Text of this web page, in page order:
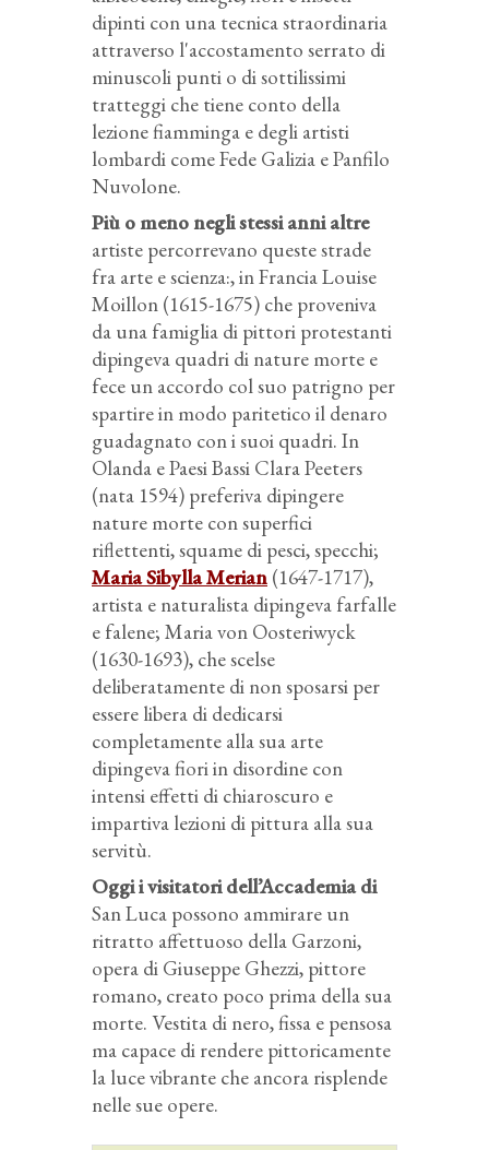
dipinti con una tecnica straordinaria
attraverso l'accostamento serrato di
minuscoli punti o di sottilissimi
tratteggi che tiene conto della
lezione fiamminga e degli artisti
lombardi come Fede Galizia e Panfilo
Nuvolone.
Più o meno negli stessi anni altre
artiste percorrevano queste strade
fra arte e scienza:, in Francia Louise
Moillon (1615-1675) che proveniva
da una famiglia di pittori protestanti
dipingeva quadri di nature morte e
fece un accordo col suo patrigno per
spartire in modo paritetico il denaro
guadagnato con i suoi quadri. In
Olanda e Paesi Bassi Clara Peeters
(nata 1594) preferiva dipingere
nature morte con superfici
riflettenti, squame di pesci, specchi;
Maria Sibylla Merian (1647-1717),
artista e naturalista dipingeva farfalle
e falene; Maria von Oosteriwyck
(1630-1693), che scelse
deliberatamente di non sposarsi per
essere libera di dedicarsi
completamente alla sua arte
dipingeva fiori in disordine con
intensi effetti di chiaroscuro e
impartiva lezioni di pittura alla sua
servitù.
Oggi i visitatori dell’Accademia di
San Luca possono ammirare un
ritratto affettuoso della Garzoni,
opera di Giuseppe Ghezzi, pittore
romano, creato poco prima della sua
morte. Vestita di nero, fissa e pensosa
ma capace di rendere pittoricamente
la luce vibrante che ancora risplende
nelle sue opere.